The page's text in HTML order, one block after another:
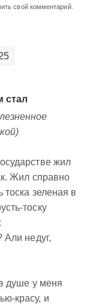
свой комментарий.
стал
жил
Жил справно
тоска зеленая в
тоску
Али недуг,
душе у меня
красу, и